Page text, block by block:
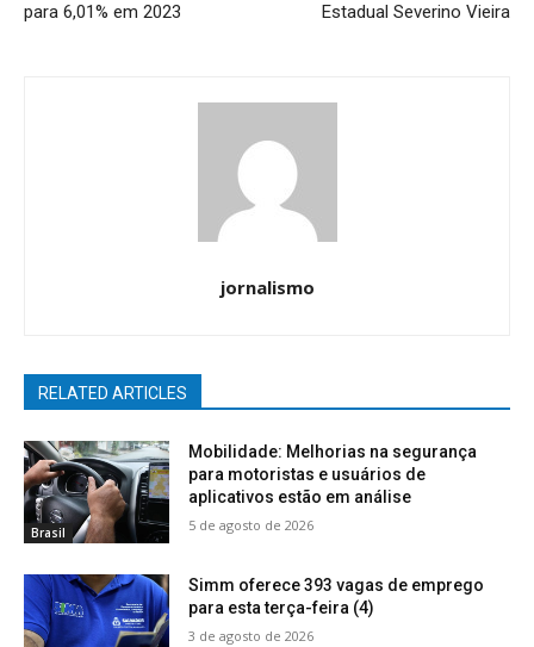
para 6,01% em 2023
Estadual Severino Vieira
jornalismo
RELATED ARTICLES
Brasil
Mobilidade: Melhorias na segurança
para motoristas e usuários de
aplicativos estão em análise
5 de agosto de 2026
Simm oferece 393 vagas de emprego
para esta terça-feira (4)
3 de agosto de 2026